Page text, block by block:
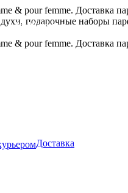
- c 10-19 по м.в.
Доставка